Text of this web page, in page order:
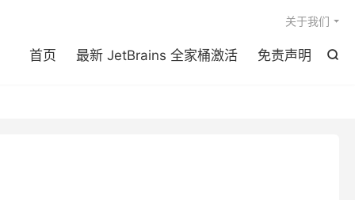

首页 最新 JetBrains 全家桶激活 免责声明
关于我们